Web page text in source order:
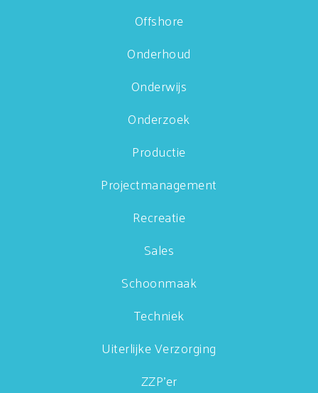
Offshore
Onderhoud
Onderwijs
Onderzoek
Productie
Projectmanagement
Recreatie
Sales
Schoonmaak
Techniek
Uiterlijke Verzorging
ZZP'er